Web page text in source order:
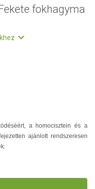
fokhagyma
a homocisztein és a
ajánlott rendszeresen